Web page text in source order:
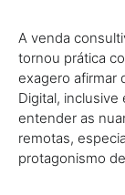
A venda
tornou prática
exagero afirmar
Digital,
entender as
remotas,
protagonismo